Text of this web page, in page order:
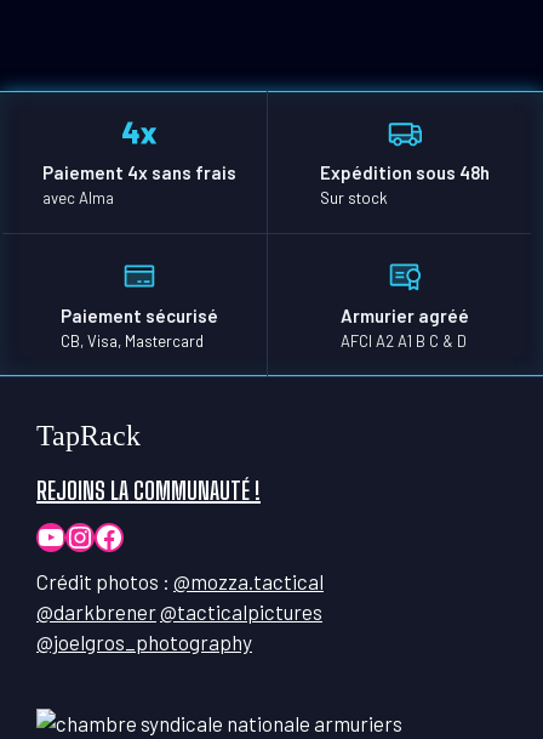
Paiement 4x sans frais
avec Alma
Expédition sous 48h
Sur stock
Paiement sécurisé
CB, Visa, Mastercard
Armurier agréé
AFCI A2 A1 B C & D
TapRack
REJOINS LA COMMUNAUTÉ !
YouTube
Instagram
Facebook
Crédit photos : @mozza.tactical
@darkbrener@tacticalpictures
@joelgros_photography